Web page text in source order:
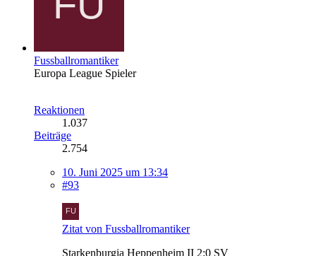
Fussballromantiker
Europa League Spieler
Reaktionen
1.037
Beiträge
2.754
10. Juni 2025 um 13:34
#93
Zitat von Fussballromantiker
Starkenburgia Heppenheim II 2:0 SV